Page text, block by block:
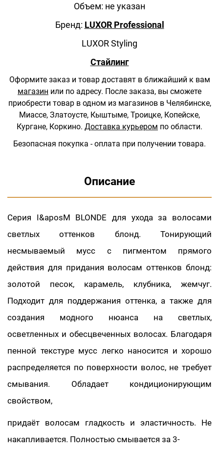
Объем: не указан
Бренд: LUXOR Professional
LUXOR Styling
Стайлинг
Оформите заказ и товар доставят в ближайший к вам
магазин или по адресу. После заказа, вы сможете
приобрести товар в одном из магазинов в Челябинске,
Миассе, Златоусте, Кыштыме, Троицке, Копейске,
Кургане, Коркино. Доставка курьером по области.
Безопасная покупка - оплата при получении товара.
Описание
Серия I&aposM BLONDE для ухода за волосами
светлых оттенков блонд. Тонирующий
несмываемый мусс с пигментом прямого
действия для придания волосам оттенков блонд:
золотой песок, карамель, клубника, жемчуг.
Подходит для поддержания оттенка, а также для
создания модного нюанса на светлых,
осветленных и обесцвеченных волосах. Благодаря
пенной текстуре мусс легко наносится и хорошо
распределяется по поверхности волос, не требует
смывания. Обладает кондиционирующим
свойством,
придаёт волосам гладкость и эластичность. Не
накапливается. Полностью смывается за 3-